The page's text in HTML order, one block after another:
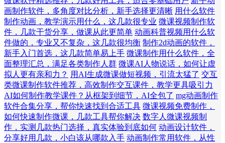
画制作软件，多角度对比分析，新手选择更清晰 用什么软件
制作动画，教学演示用什么，这几款很专业 微课视频制作软
件，几款干货分享，做课从此更简单 动画科普视频用什么软
件做的，专业又不复杂，这几款很均衡 制作2d动画的软件，
新手入门首选，这几款简单易上手 微课制作用什么软件，全
面整理汇总，满足各类制作人群 微课AI人物说话，如何让虚
拟人更有亲和力？ 用AI生成微课做短视频，引流太猛了 交互
类微课制作软件推荐，高效制作交互课件，教学更具吸引力
AI如何制作教学课件？从框架到细节，AI全包了 mg动画制作
软件合集分享，帮你快速找到合适工具 微课视频免费制作，
如何快速制作微课，几款工具帮你解决 数字人微课视频制
作，实测几款热门选择，真实体验到底如何 动画设计软件，
分享好用几款，小白该从哪款入手 动画制作常用软件，从性